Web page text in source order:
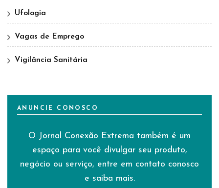
Ufologia
Vagas de Emprego
Vigilância Sanitária
ANUNCIE CONOSCO
O Jornal Conexão Extrema também é um
espaço para você divulgar seu produto,
negócio ou serviço, entre em contato conosco
e saiba mais.